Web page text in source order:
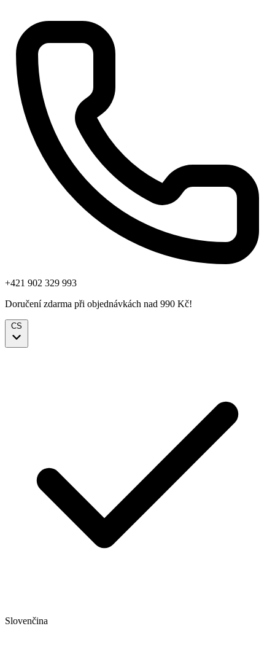
+421 902 329 993
Doručení zdarma při objednávkách nad 990 Kč!
CS
Slovenčina